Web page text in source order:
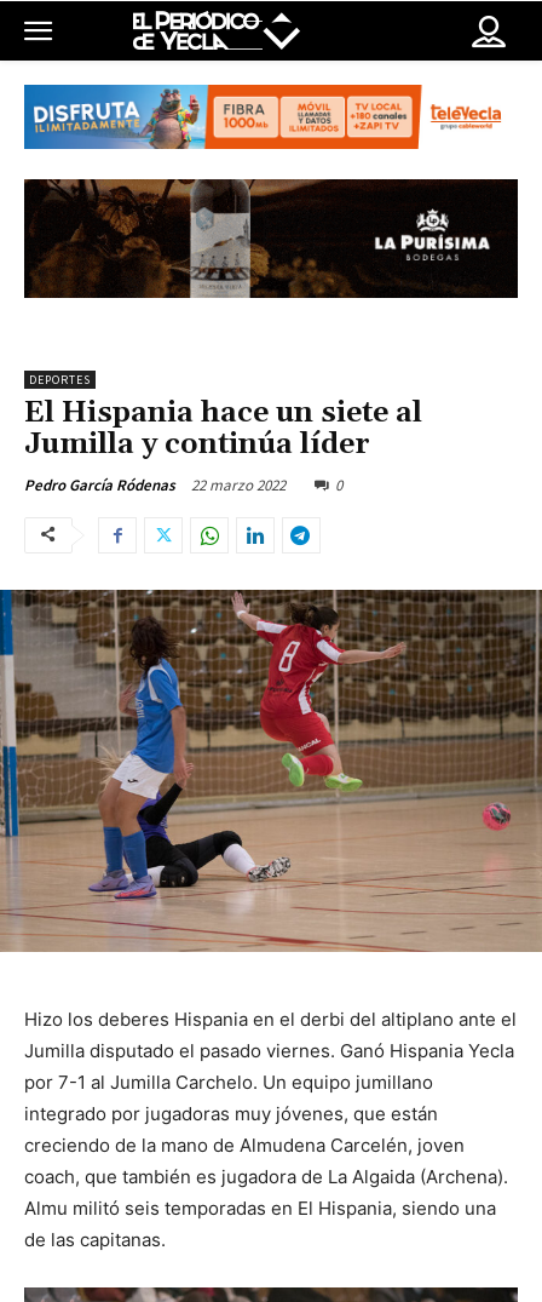
DEPORTES
El Hispania hace un siete al
Jumilla y continúa líder
Pedro García Ródenas 22 marzo 2022 0
Hizo los deberes Hispania en el derbi del altiplano ante el
Jumilla disputado el pasado viernes. Ganó Hispania Yecla
por 7-1 al Jumilla Carchelo. Un equipo jumillano
integrado por jugadoras muy jóvenes, que están
creciendo de la mano de Almudena Carcelén, joven
coach, que también es jugadora de La Algaida (Archena).
Almu militó seis temporadas en El Hispania, siendo una
de las capitanas.